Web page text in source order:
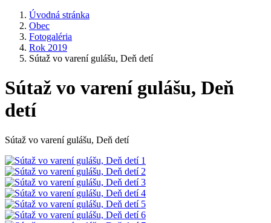
Úvodná stránka
Obec
Fotogaléria
Rok 2019
Sútaž vo varení gulášu, Deň detí
Sútaž vo varení gulášu, Deň
detí
Sútaž vo varení gulášu, Deň detí